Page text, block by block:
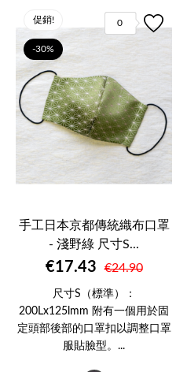
0
促銷!
-30%
手工日本京都傳統織布口罩
- 淺野綠 尺寸S...
€17.43 €24.90
尺寸S（標準）：
200Lx125lmm 附有一個用於固
定頭部後部的口罩扣以調整口罩
服貼臉型。...